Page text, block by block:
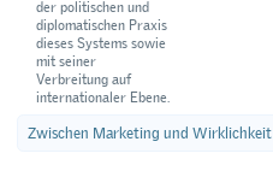
der politischen und
diplomatischen Praxis
dieses Systems sowie
mit seiner
Verbreitung auf
internationaler Ebene.
Zwischen Marketing und Wirklichkeit